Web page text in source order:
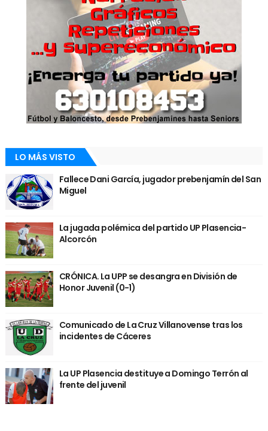
LO MÁS VISTO
Fallece Dani García, jugador prebenjamín del San
Miguel
La jugada polémica del partido UP Plasencia-
Alcorcón
CRÓNICA. La UPP se desangra en División de
Honor Juvenil (0-1)
Comunicado de La Cruz Villanovense tras los
incidentes de Cáceres
La UP Plasencia destituye a Domingo Terrón al
frente del juvenil